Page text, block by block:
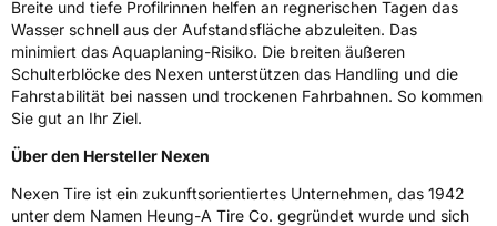
HerstellerkontaktNEXEN TIRE EUROPE s.r.o., Lise-Meitner-
Strasse 1 65779 Kelkheim Deutschland,
marketing.nte@nexentire.com
Breite und tiefe Profilrinnen helfen an regnerischen Tagen das
Wasser schnell aus der Aufstandsfläche abzuleiten. Das
minimiert das Aquaplaning-Risiko. Die breiten äußeren
Schulterblöcke des Nexen unterstützen das Handling und die
Fahrstabilität bei nassen und trockenen Fahrbahnen. So kommen
Sie gut an Ihr Ziel.
Über den Hersteller Nexen
Nexen Tire ist ein zukunftsorientiertes Unternehmen, das 1942
unter dem Namen Heung-A Tire Co. gegründet wurde und sich